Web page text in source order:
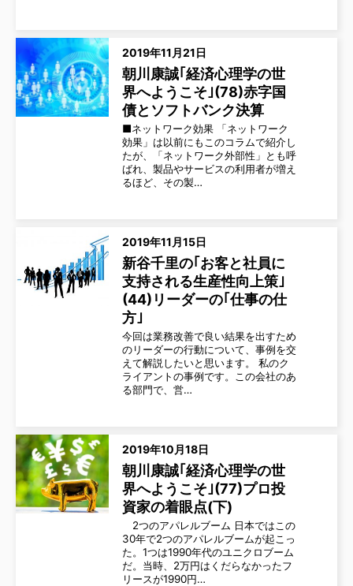
2019年11月21日
朝川康誠｢経済心理学の世
界へようこそ｣(78)赤字国
債とソフトバンク決算
■ネットワーク効果 「ネットワーク
効果」は以前にもこのコラムで紹介し
たが、「ネットワーク外部性」とも呼
ばれ、製品やサービスの利用者が増え
るほど、その製…
2019年11月15日
新谷千里の｢お客と社員に
支持される生産性向上策｣
(44)リーダーの｢仕事の仕
方｣
今回は業務改善で良い結果を出すため
のリーダーの行動について、事例を交
えて解説したいと思います。 私のク
ライアントの事例です。この会社のあ
る部門で、営…
2019年10月18日
朝川康誠｢経済心理学の世
界へようこそ｣(77)プロ投
資家の着眼点(下)
2つのアパレルブーム 日本ではこの
30年で2つのアパレルブームが起こっ
た。1つは1990年代のユニクロブーム
だ。当時、2万円はくだらなかったフ
リースが1990円…